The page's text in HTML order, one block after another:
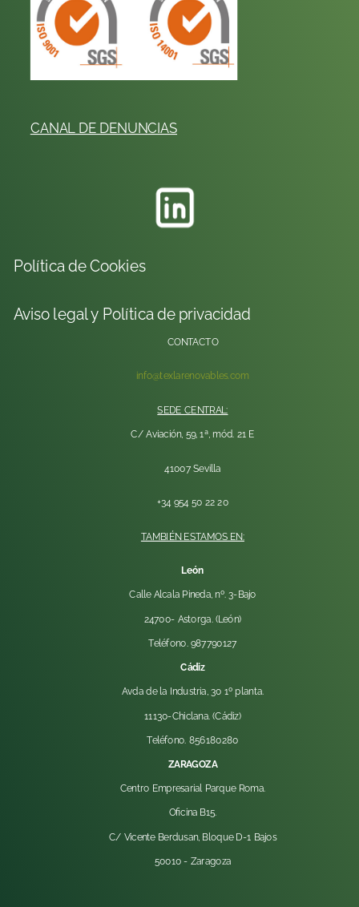
CANAL DE DENUNCIAS
Política de Cookies
Aviso legal y Política de privacidad
CONTACTO
info@texlarenovables.com
SEDE CENTRAL:
C/ Aviación, 59, 1ª, mód. 21 E
41007 Sevilla
+34 954 50 22 20
TAMBIÉN ESTAMOS EN:
León
Calle Alcala Pineda, nº. 3-Bajo
24700- Astorga. (León)
Teléfono. 987790127
Cádiz
Avda de la Industria, 30 1º planta.
11130-Chiclana. (Cádiz)
Teléfono. 856180280
ZARAGOZA
Centro Empresarial Parque Roma.
Oficina B15.
C/ Vicente Berdusan, Bloque D-1 Bajos
50010 -Zaragoza